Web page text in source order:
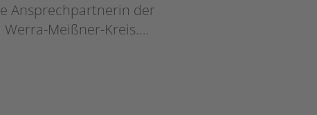
Ansprechpartnerin der
Werra-Meißner-Kreis.…